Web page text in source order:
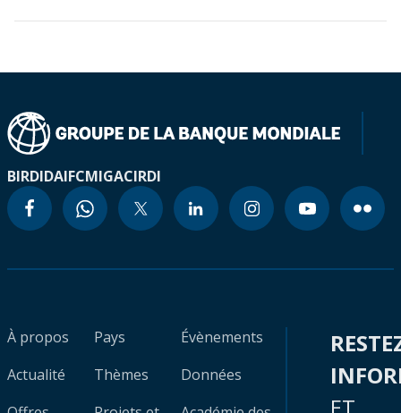
BIRDIDAIFCMIGACIRDI
À propos
Actualité
Pays
Thèmes
Évènements
Données